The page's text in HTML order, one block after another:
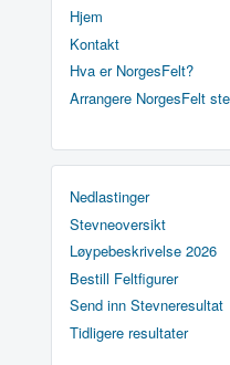
Hjem
Kontakt
Hva er NorgesFelt?
Arrangere NorgesFelt
Nedlastinger
Stevneoversikt
Løypebeskrivelse 2026
Bestill Feltfigurer
Send inn Stevneresultat
Tidligere resultater